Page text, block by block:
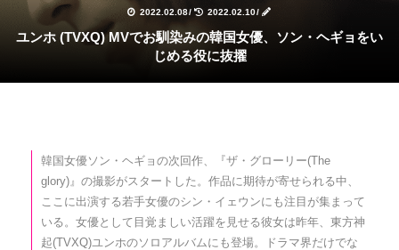
2022.02.08/ 2022.02.10/
ユンホ (TVXQ) MVでお馴染みの韓国女優、ソン・ヘギョをい
じめる役に抜擢
韓国女優ソン・ヘギョの次回作、『ザ・グローリー(The
glory)』の撮影がスタートした。作品に期待が寄せられる中、
ここに出演する若手女優のシン・イェウンにも注目が集まって
いる。女優として目覚ましい活躍を見せる彼女は昨年、東方神
起(TVXQ)ユンホのソロアルバムにも登場。ドラマ界だけでな